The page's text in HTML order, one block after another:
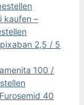
kaufen –
2,5 / 5
100 /
40